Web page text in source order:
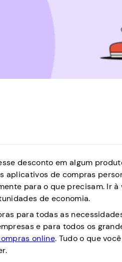
desconto em algum
aplicativos de compras
para o que precisam. Ir
de economia.
para todas as
e para todos os
online. Tudo o que